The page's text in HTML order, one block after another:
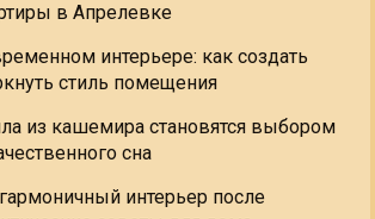
в Апрелевке
интерьере: как создать
стиль помещения
из кашемира становятся выбором
сна
интерьер после